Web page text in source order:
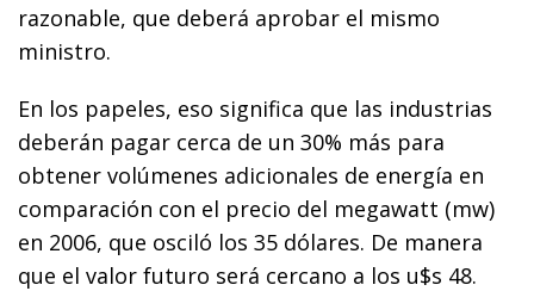
razonable, que deberá aprobar el mismo
ministro.
En los papeles, eso significa que las industrias
deberán pagar cerca de un 30% más para
obtener volúmenes adicionales de energía en
comparación con el precio del megawatt (mw)
en 2006, que osciló los 35 dólares. De manera
que el valor futuro será cercano a los u$s 48.